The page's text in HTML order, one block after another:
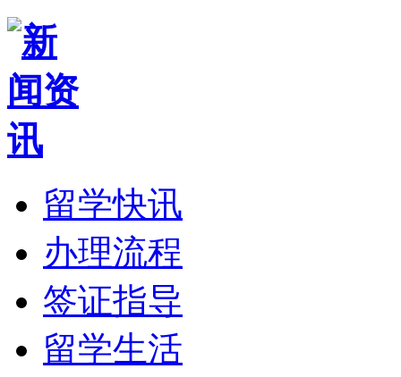
留学快讯
办理流程
签证指导
留学生活